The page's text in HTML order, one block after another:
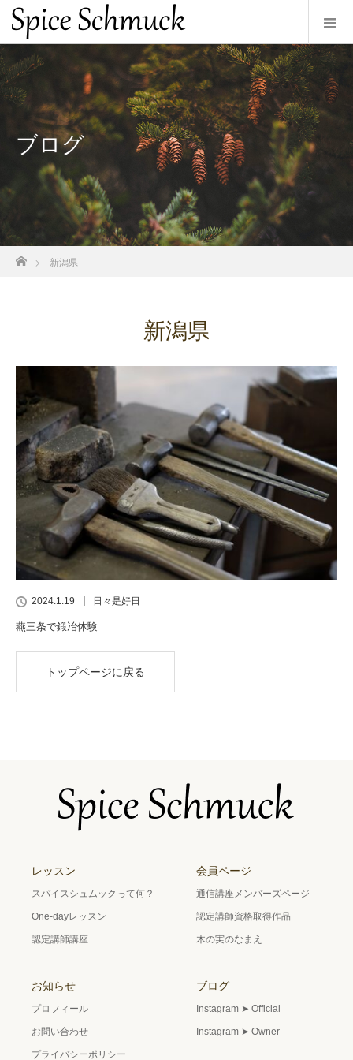
ブログ
ホーム
新潟県
新潟県
2024.1.19 日々是好日
燕三条で鍛冶体験
トップページに戻る
レッスン
スパイスシュムックって何？
One-dayレッスン
認定講師講座
会員ページ
通信講座メンバーズページ
認定講師資格取得作品
木の実のなまえ
お知らせ
プロフィール
お問い合わせ
プライバシーポリシー
ブログ
Instagram ➤ Official
Instagram ➤ Owner